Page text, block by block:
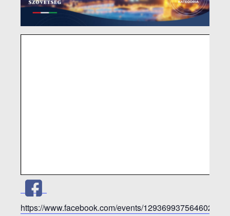
https://www.facebook.com/events/1293699375646026